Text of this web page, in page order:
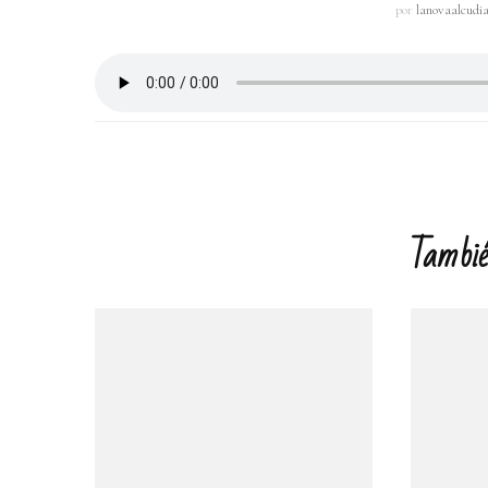
por lanovaalcudia